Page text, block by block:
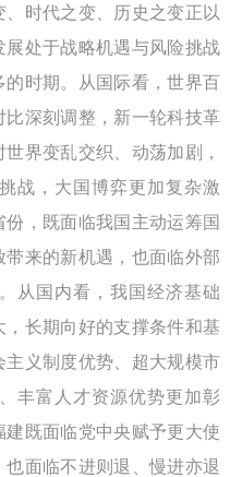
时代之变、历史之变正以
处于战略机遇与风险挑战
时期。从国际看，世界百
深刻调整，新一轮科技革
界变乱交织、动荡加剧，
战，大国博弈更加复杂激
，既面临我国主动运筹国
来的新机遇，也面临外部
从国内看，我国经济基础
长期向好的支撑条件和基
义制度优势、超大规模市
丰富人才资源优势更加彰
既面临党中央赋予更大使
面临不进则退、慢进亦退